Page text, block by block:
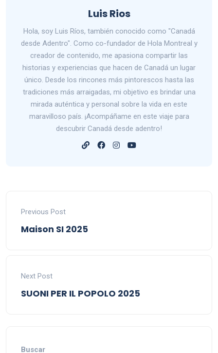
Luis Rios
Hola, soy Luis Ríos, también conocido como "Canadá
desde Adentro". Como co-fundador de Hola Montreal y
creador de contenido, me apasiona compartir las
historias y experiencias que hacen de Canadá un lugar
único. Desde los rincones más pintorescos hasta las
tradiciones más arraigadas, mi objetivo es brindar una
mirada auténtica y personal sobre la vida en este
maravilloso país. ¡Acompáñame en este viaje para
descubrir Canadá desde adentro!
Previous Post
Maison SI 2025
Next Post
SUONI PER IL POPOLO 2025
Buscar